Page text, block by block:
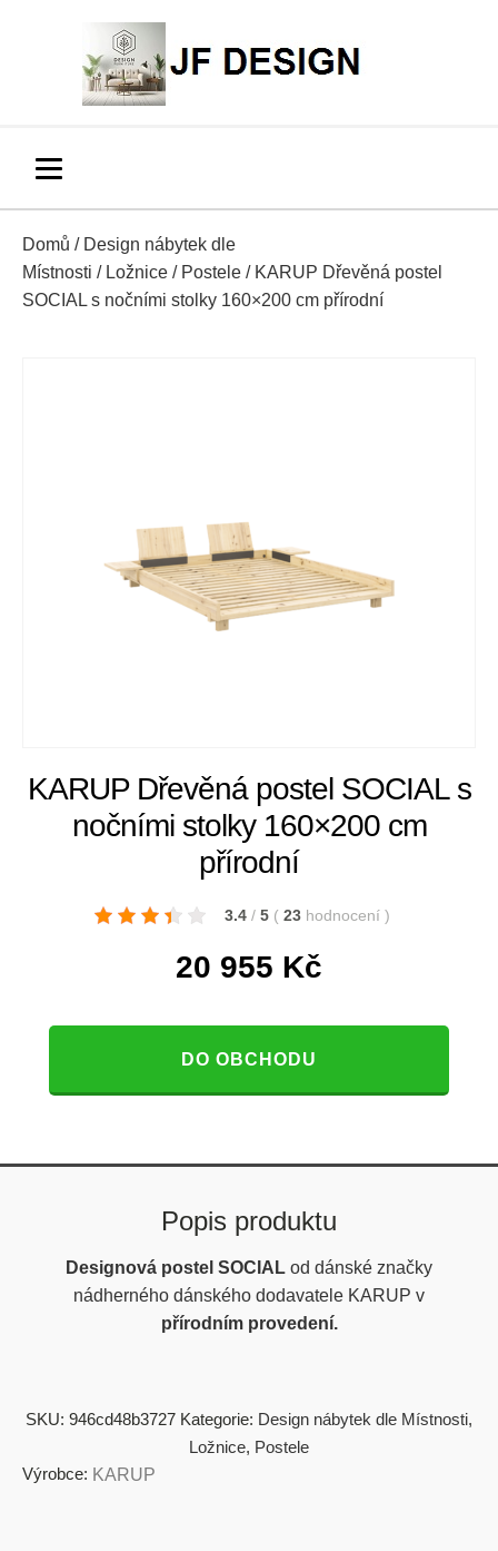
Domů / Design nábytek dle
Místnosti / Ložnice / Postele / KARUP Dřevěná postel
SOCIAL s nočními stolky 160×200 cm přírodní
KARUP Dřevěná postel SOCIAL s
nočními stolky 160×200 cm
přírodní
3.4 / 5 ( 23 hodnocení )
20 955 Kč
DO OBCHODU
Popis produktu
Designová postel SOCIAL od dánské značky
nádherného dánského dodavatele KARUP v
přírodním provedení.
SKU: 946cd48b3727 Kategorie: Design nábytek dle Místnosti,
Ložnice, Postele
Výrobce: KARUP